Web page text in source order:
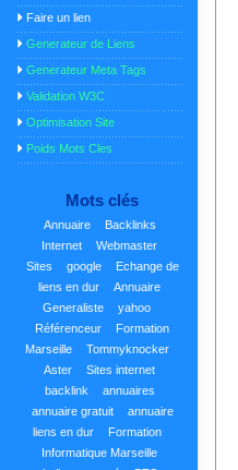
Faire un lien
Generateur de Liens
Generateur Meta Tags
Validation W3C
Optimisation Site
Poids Mots Cles
Mots clés
Annuaire
Backlinks
Internet
Webmaster
Sites
google
Echange de
liens en dur
Annuaire
Generaliste
yahoo
Référenceur
Formation
Marseille
Tommyknocker
Aster
Sites internet
backlink
annuaires
annuaire gratuit
annuaire
liens en dur
Formation
Informatique Marseille